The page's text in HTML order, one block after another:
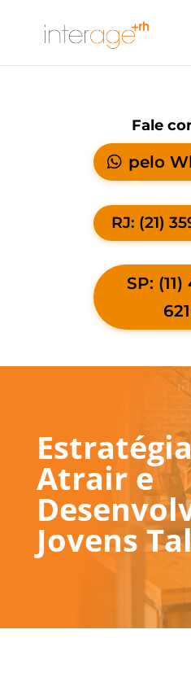
Fale
pelo
RJ: (21)
SP:
Atrair e
Jovens